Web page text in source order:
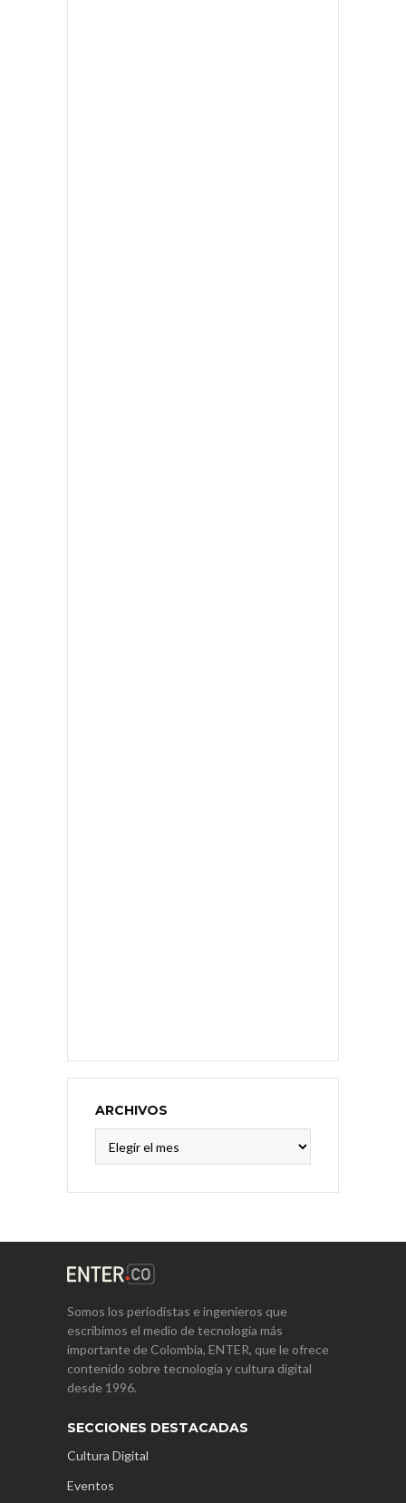
ARCHIVOS
Somos los periodistas e ingenieros que
escribimos el medio de tecnología más
importante de Colombia, ENTER, que le ofrece
contenido sobre tecnología y cultura digital
desde 1996.
SECCIONES DESTACADAS
Cultura Digital
Eventos